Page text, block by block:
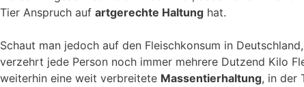
Tier Anspruch auf artgerechte Haltung hat.
Schaut man jedoch auf den Fleischkonsum in
verzehrt jede Person noch immer mehrere Dutzend Kilo
weiterhin eine weit verbreitete Massentierhaltung, in der